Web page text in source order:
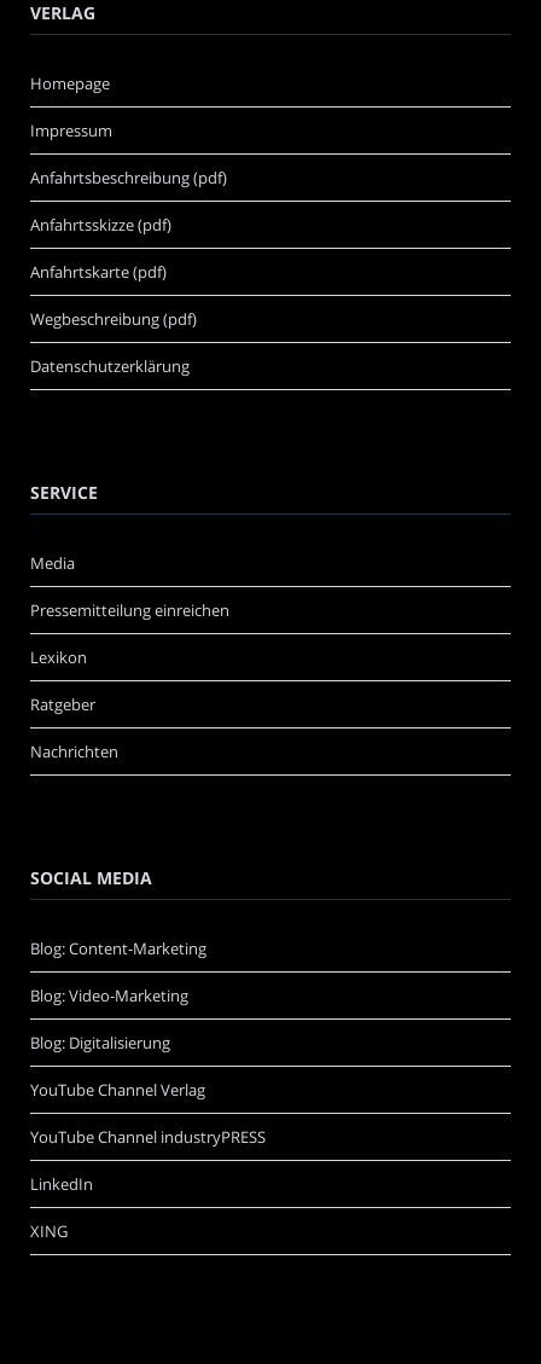
VERLAG
Homepage
Impressum
Anfahrtsbeschreibung (pdf)
Anfahrtsskizze (pdf)
Anfahrtskarte (pdf)
Wegbeschreibung (pdf)
Datenschutzerklärung
SERVICE
Media
Pressemitteilung einreichen
Lexikon
Ratgeber
Nachrichten
SOCIAL MEDIA
Blog: Content-Marketing
Blog: Video-Marketing
Blog: Digitalisierung
YouTube Channel Verlag
YouTube Channel industryPRESS
LinkedIn
XING